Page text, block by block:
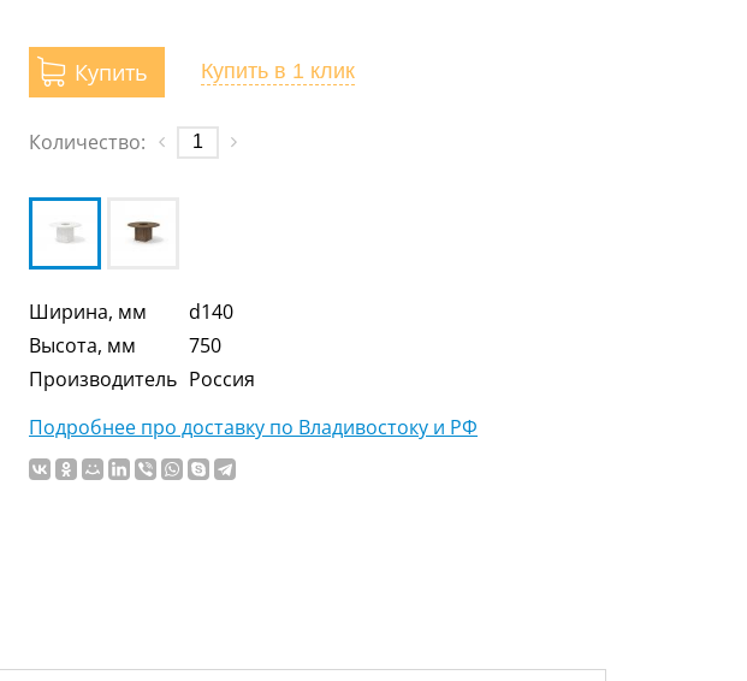
Купить Купить в 1 клик
Количество:
Ширина, мм
d140
Высота, мм
750
Производитель Россия
Подробнее про доставку по Владивостоку и РФ